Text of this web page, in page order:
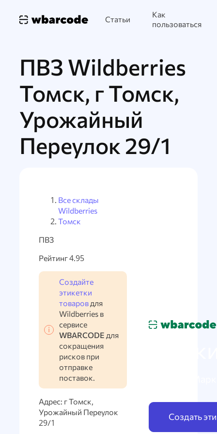
Статьи
Как
пользоваться
ПВЗ Wildberries
Томск, г Томск,
Урожайный
Переулок 29/1
Все склады
Wildberries
Томск
ПВЗ
Рейтинг 4.95
Создайте
этикетки
товаров для
Wildberries в
сервисе
WBARCODE для
сокращения
рисков при
отправке
поставок.
Адрес: г Томск,
Урожайный Переулок
29/1
Создать